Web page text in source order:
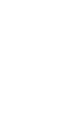
- Danmark 4-2